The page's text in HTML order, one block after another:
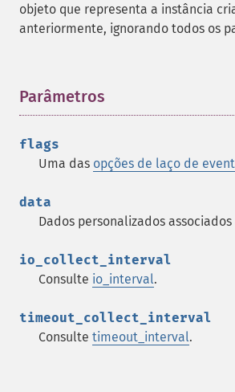
objeto que representa a instância
anteriormente, ignorando todos os
Parâmetros
flags
Uma das opções de laço de
data
Dados personalizados
io_collect_interval
Consulte io_interval.
timeout_collect_interval
Consulte timeout_interval.